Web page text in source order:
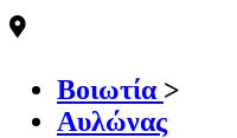
Βοιωτία >
Αυλώνας